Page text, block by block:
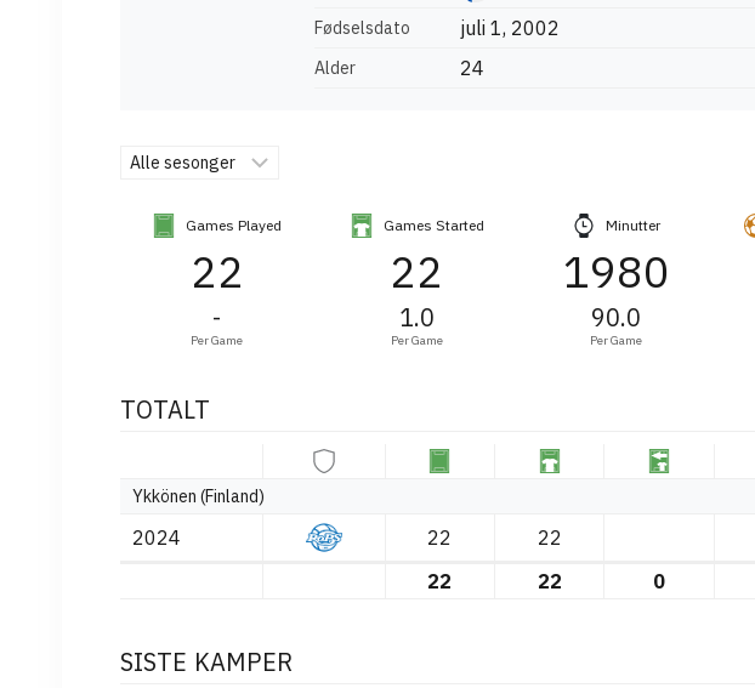
Fødselsdato
juli 1, 2002
Alder 24
Games Played
22
-
Per Game
Games Started
22
1.0
Per Game
Minutter
1980
90.0
Per Game
TOTALT
Ykkönen (Finland)
2024 22 22
22
22 0
SISTE KAMPER